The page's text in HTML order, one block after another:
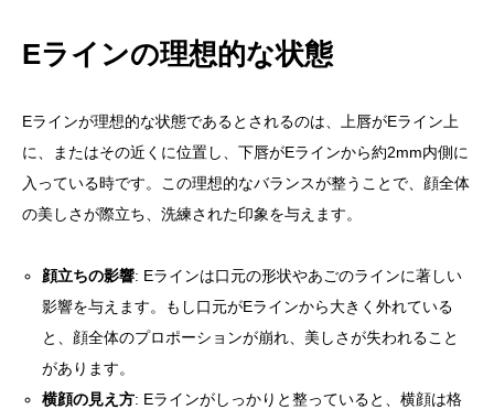
Eラインの理想的な状態
Eラインが理想的な状態であるとされるのは、上唇がEライン上
に、またはその近くに位置し、下唇がEラインから約2mm内側に
入っている時です。この理想的なバランスが整うことで、顔全体
の美しさが際立ち、洗練された印象を与えます。
顔立ちの影響: Eラインは口元の形状やあごのラインに著しい
影響を与えます。もし口元がEラインから大きく外れている
と、顔全体のプロポーションが崩れ、美しさが失われること
があります。
横顔の見え方: Eラインがしっかりと整っていると、横顔は格